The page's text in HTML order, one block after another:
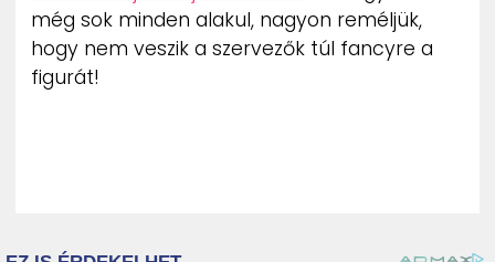
még sok minden alakul, nagyon reméljük,
hogy nem veszik a szervezők túl fancyre a
figurát!